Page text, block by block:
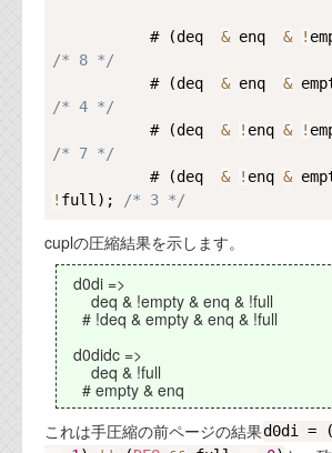
           # (deq
& enq & !
/* 8 */
           # (deq
& enq &
/* 4 */
           # (deq
& ! enq & !
/* 7 */
           # (deq
& ! enq &
! full); /* 3 */
cuplの圧縮結果を示します。
d0di =>
deq & !empty & enq & !full
# !deq & empty & enq & !full
d0didc =>
deq & !full
# empty & enq
これは手圧縮の前ページの結果d0di = (